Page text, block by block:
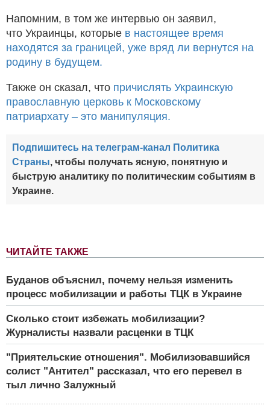
ЧИТАЙТЕ ТАКЖЕ
Буданов объяснил, почему нельзя изменить
процесс мобилизации и работы ТЦК в Украине
Сколько стоит избежать мобилизации?
Журналисты назвали расценки в ТЦК
"Приятельские отношения". Мобилизовавшийся
солист "Антител" рассказал, что его перевел в
тыл лично Залужный
Напомним, в том же интервью он заявил,
что Украинцы, которые в настоящее время
находятся за границей, уже вряд ли вернутся на
родину в будущем.
Также он сказал, что причислять Украинскую
православную церковь к Московскому
патриархату – это манипуляция.
Подпишитесь на телеграм-канал Политика
Страны, чтобы получать ясную, понятную и
быструю аналитику по политическим событиям в
Украине.